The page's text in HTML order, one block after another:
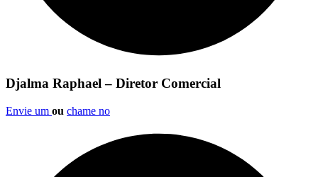
Djalma Raphael – Diretor Comercial
Envie um ou chame no